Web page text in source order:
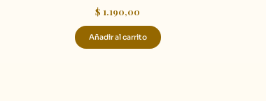
$ 1.190,00
Añadir al carrito